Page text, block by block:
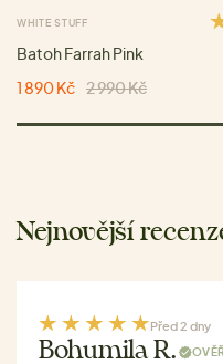
WHITE STUFF
Batoh Farrah Pink
1 890 Kč 2 990 Kč
Nejnovější
Před 2 dny
Bohumila R.